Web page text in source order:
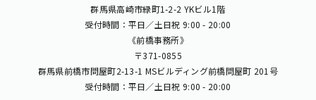
群馬県高崎市緑町1-2-2 YKビル1階
受付時間：平日／土日祝 9:00 - 20:00
《前橋事務所》
〒371-0855
群馬県前橋市問屋町2-13-1 MSビルディング前橋問屋町 201号
受付時間：平日／土日祝 9:00 - 20:00